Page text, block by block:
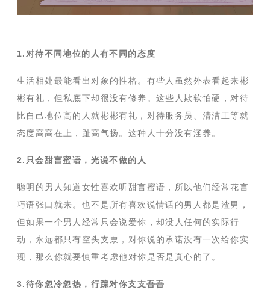
1.对待不同地位的人有不同的态度
生活相处最能看出对象的性格。有些人虽然外表看起来彬
彬有礼，但私底下却很没有修养。这些人欺软怕硬，对待
比自己地位高的人就彬彬有礼，对待服务员、清洁工等就
态度高高在上，趾高气扬。这种人十分没有涵养。
2.只会甜言蜜语，光说不做的人
聪明的男人知道女性喜欢听甜言蜜语，所以他们经常花言
巧语张口就来。也不是所有喜欢说情话的男人都是渣男，
但如果一个男人经常只会说爱你，却没人任何的实际行
动，永远都只有空头支票，对你说的承诺没有一次给你实
现，那么你就要慎重考虑他对你是否是真心的了。
3.待你忽冷忽热，行踪对你支支吾吾